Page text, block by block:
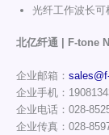
光纤工作波长可
北亿纤通 | F-tone
企业邮箱：
企业手机：
企业电话：028-
企业传真：028-